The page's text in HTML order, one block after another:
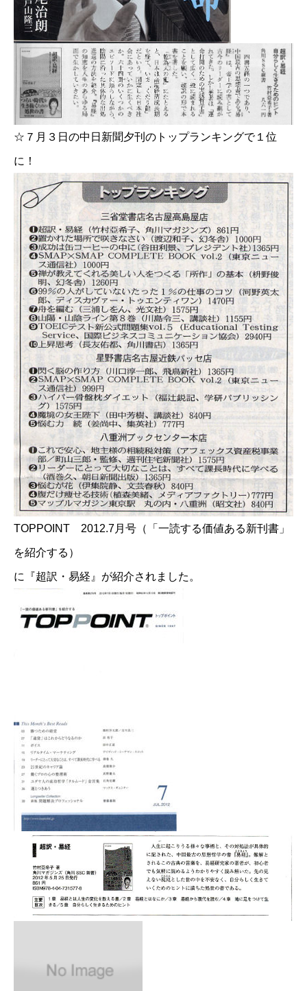
☆７月３日の中日新聞夕刊のトップランキングで１位
に！
TOPPOINT 2012.7月号（「一読する価値ある新刊書」
を紹介する）
に『超訳・易経』が紹介されました。